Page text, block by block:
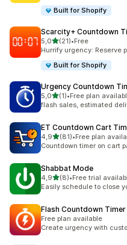
Built for Shopify
Scarcity+ Countdown
5,0na 5 gwiazdek
(21)
Łączna liczba recenzji: 21
•Free
Hurrify urgency: Reserve
Built for Shopify
Urgency Countdown
5,0na 5 gwiazdek
(1)
Łączna liczba recenzji: 1
•Free plan
flash sales, estimated
ET Countdown Cart
4,9na 5 gwiazdek
(81)
Łączna liczba recenzji: 81
•Free plan
Countdown timer on cart
Shabbat Mode
4,9na 5 gwiazdek
(8)
Łączna liczba recenzji: 8
•Free trial
Easily schedule to close
Flash Countdown Timer
Free plan available
Create urgency with